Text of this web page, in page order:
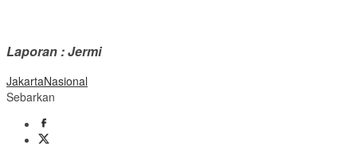
Laporan : Jermi
JakartaNasional
Sebarkan